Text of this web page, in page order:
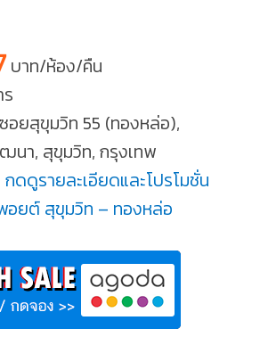
บาท/ห้อง/คืน
อยสุขุมวิท 55 (ทองหล่อ),
นา, สุขุมวิท, กรุงเทพ
ดดูรายละเอียดและโปรโมชั่น
อยต์ สุขุมวิท – ทองหล่อ